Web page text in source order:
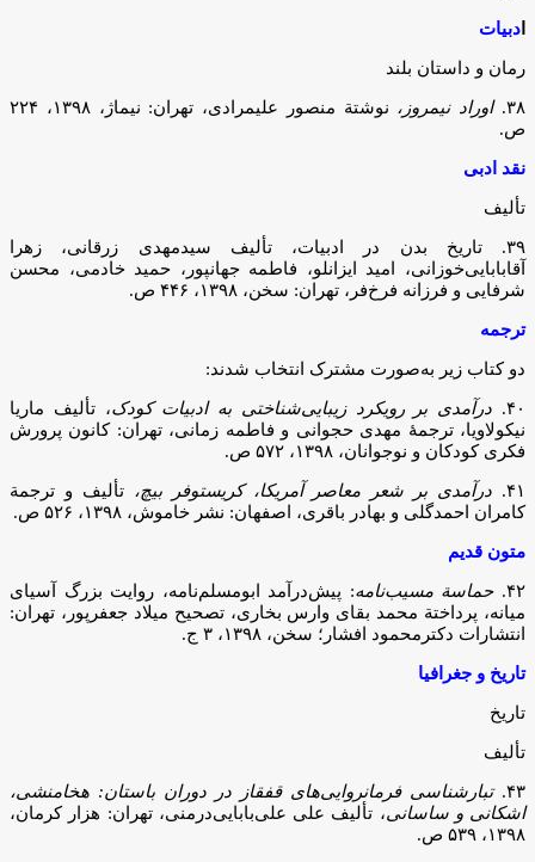
دبیات
رمان و داستان بلند
۳۸. اوراد نیمروز،
نوشتة منصور علیمرادی، تهران: نیماژ، ۱۳۹۸، ۲۲۴
ص.
نقد ادبی
تألیف
۳۹. تاریخ بدن در ادبیات، تألیف سیدمهدی زرقانی، زهرا
آقابابایی‌خوزانی، امید ایزانلو، فاطمه جهانپور، حمید خادمی، محسن
شرفایی و فرزانه فرخ‌فر، تهران: سخن، ۱۳۹۸، ۴۴۶ ص.
ترجمه
دو کتاب زیر به‌صورت مشترک انتخاب شدند:
۴۰. درآمدی بر رویکرد زیبایی‌شناختی به ادبیات کودک، تألیف ماریا
نیکولاویا، ترجمۀ مهدی حجوانی و فاطمه زمانی، تهران: کانون پرورش
فکری کودکان و نوجوانان، ۱۳۹۸، ۵۷۲ ص.
۴۱. درآمدی بر شعر معاصر آمریکا، کریستوفر بیچ،
تألیف و ترجمة
کامران احمدگلی و بهادر باقری، اصفهان: نشر خاموش، ۱۳۹۸، ۵۲۶ ص.
متون قدیم
۴۲. حماسة مسیب‌نامه: پیش‌درآمد ابومسلم‌نامه، روایت بزرگ آسیای
میانه، پرداختة محمد بقای وارس بخاری، تصحیح میلاد جعفرپور، تهران:
انتشارات دکترمحمود افشار؛ سخن، ۱۳۹۸، ۳ ج.
تاریخ و جغرافیا
تاریخ
تألیف
۴۳.
تبارشناسی فرمانروایی‌های قفقاز در دوران باستان: هخامنشی،
اشکانی و ساسانی، تألیف علی علی‌بابایی‌درمنی، تهران: هزار کرمان،
۱۳۹۸، ۵۳۹ ص.